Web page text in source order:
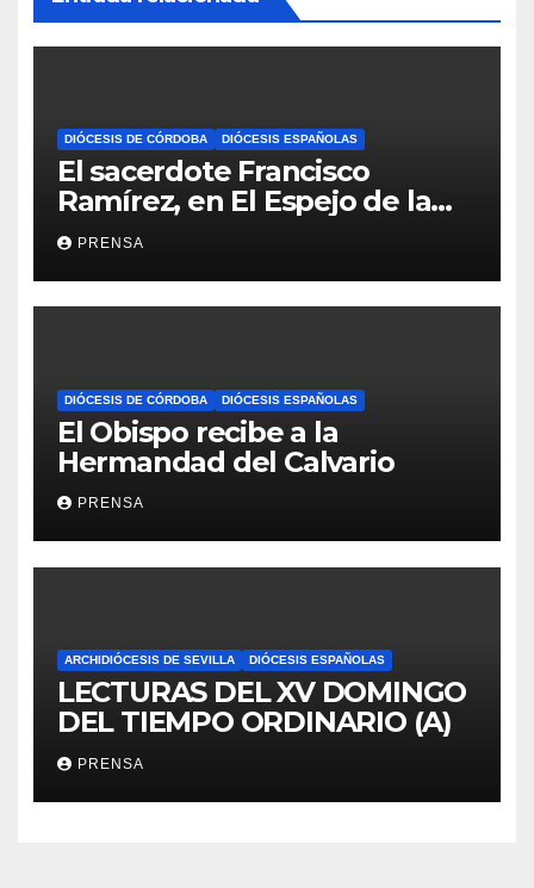
DIÓCESIS DE CÓRDOBA DIÓCESIS ESPAÑOLAS
El sacerdote Francisco
Ramírez, en El Espejo de la
Iglesia
PRENSA
DIÓCESIS DE CÓRDOBA DIÓCESIS ESPAÑOLAS
El Obispo recibe a la
Hermandad del Calvario
PRENSA
ARCHIDIÓCESIS DE SEVILLA DIÓCESIS ESPAÑOLAS
LECTURAS DEL XV DOMINGO
DEL TIEMPO ORDINARIO (A)
PRENSA